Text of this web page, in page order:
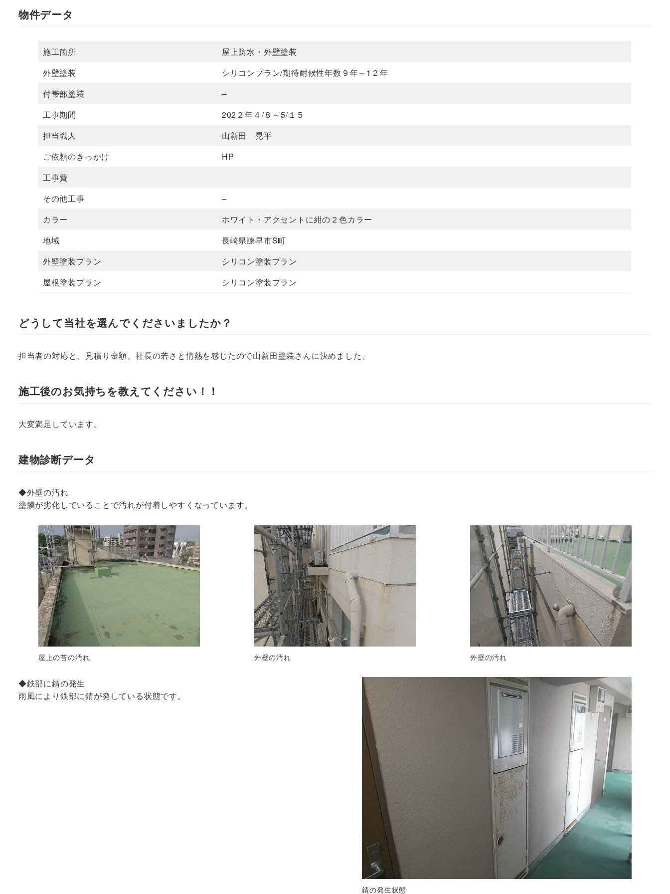
物件データ
施工箇所
屋上防水・外壁塗装
外壁塗装
シリコンプラン/期待耐候性年数９年～1２年
付帯部塗装
–
工事期間
202２年４/８～5/１５
担当職人
山新田 晃平
ご依頼のきっかけ
HP
工事費
その他工事
–
カラー
ホワイト・アクセントに紺の２色カラー
地域
長崎県諫早市S町
外壁塗装プラン
シリコン塗装プラン
屋根塗装プラン
シリコン塗装プラン
どうして当社を選んでくださいましたか？
担当者の対応と、見積り金額、社長の若さと情熱を感じたので山新田塗装さんに決めました。
施工後のお気持ちを教えてください！！
大変満足しています。
建物診断データ
◆外壁の汚れ
塗膜が劣化していることで汚れが付着しやすくなっています。
屋上の苔の汚れ 外壁の汚れ 外壁の汚れ
◆鉄部に錆の発生
雨風により鉄部に錆が発している状態です。
錆の発生状態